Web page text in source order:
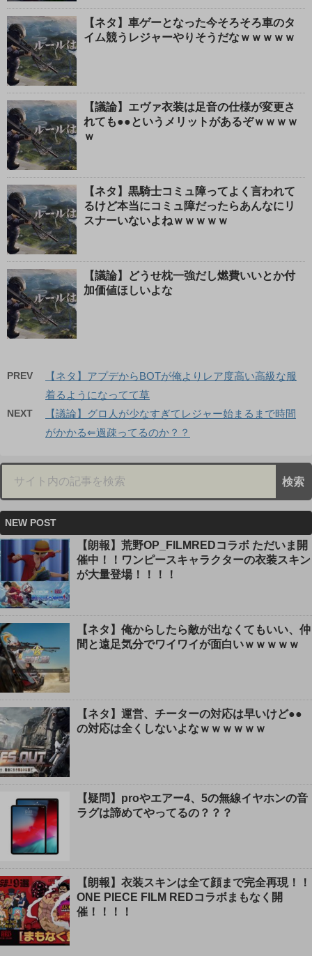
【ネタ】車ゲーとなった今そろそろ車のタ
イム競うレジャーやりそうだなｗｗｗｗｗ
【議論】エヴァ衣装は足音の仕様が変更さ
れても●●というメリットがあるぞｗｗｗｗ
ｗ
【ネタ】黒騎士コミュ障ってよく言われて
るけど本当にコミュ障だったらあんなにリ
スナーいないよねｗｗｗｗｗ
【議論】どうせ枕一強だし燃費いいとか付
加価値ほしいよな
PREV
【ネタ】アプデからBOTが俺よりレア度高い高級な服
着るようになってて草
NEXT
【議論】グロ人が少なすぎてレジャー始まるまで時間
がかかる⇐過疎ってるのか？？
NEW POST
【朗報】荒野OP_FILMREDコラボ ただいま開
催中！！ワンピースキャラクターの衣装スキン
が大量登場！！！！
【ネタ】俺からしたら敵が出なくてもいい、仲
間と遠足気分でワイワイが面白いｗｗｗｗｗ
【ネタ】運営、チーターの対応は早いけど●●
の対応は全くしないよなｗｗｗｗｗｗ
【疑問】proやエアー4、5の無線イヤホンの音
ラグは諦めてやってるの？？？
【朗報】衣装スキンは全て顔まで完全再現！！
ONE PIECE FILM REDコラボまもなく開
催！！！！